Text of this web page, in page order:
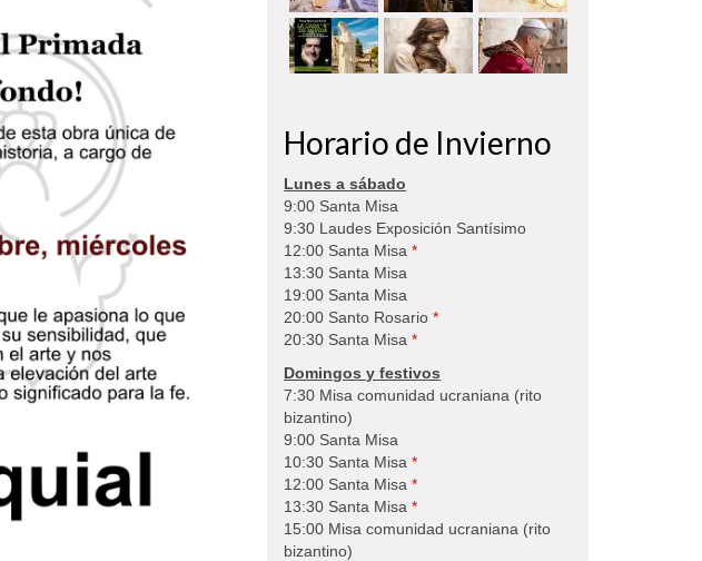
Horario de Invierno
Lunes a sábado
9:00 Santa Misa
9:30 Laudes Exposición Santísimo
12:00 Santa Misa*
13:30 Santa Misa
19:00 Santa Misa
20:00 Santo Rosario*
20:30 Santa Misa*
Domingos y festivos
7:30 Misa comunidad ucraniana (rito
bizantino)
9:00 Santa Misa
10:30 Santa Misa*
12:00 Santa Misa*
13:30 Santa Misa*
15:00 Misa comunidad ucraniana (rito
bizantino)